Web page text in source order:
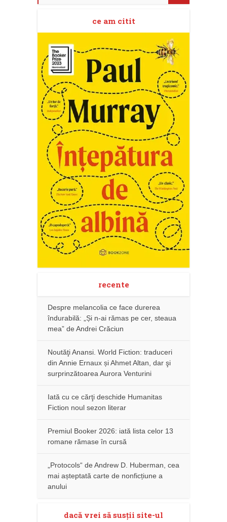
ce am citit
recente
Despre melancolia ce face durerea
îndurabilă: „Și n-ai rămas pe cer, steaua
mea” de Andrei Crăciun
Noutăţi Anansi. World Fiction: traduceri
din Annie Ernaux și Ahmet Altan, dar şi
surprinzătoarea Aurora Venturini
Iată cu ce cărţi deschide Humanitas
Fiction noul sezon literar
Premiul Booker 2026: iată lista celor 13
romane rămase în cursă
„Protocols“ de Andrew D. Huberman, cea
mai așteptată carte de nonficțiune a
anului
dacă vrei să susţii site-ul